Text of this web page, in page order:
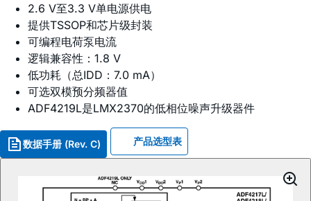
2.6 V至3.3 V单电源供电
提供TSSOP和芯片级封装
可编程电荷泵电流
逻辑兼容性：1.8 V
低功耗（总IDD：7.0 mA）
可选双模预分频器值
ADF4219L是LMX2370的低相位噪声升级器件
数据手册 (Rev. C) 产品选型表